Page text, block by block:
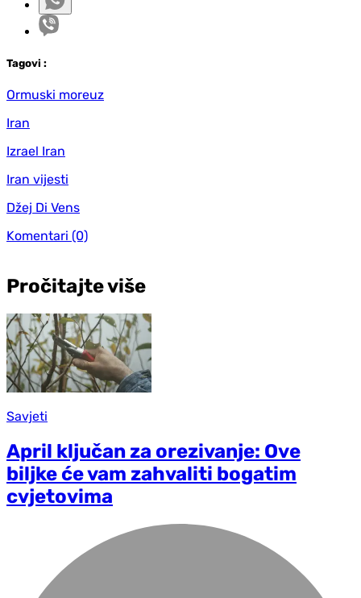
Tagovi :
Ormuski moreuz
Iran
Izrael Iran
Iran vijesti
Džej Di Vens
Komentari (0)
Pročitajte više
Savjeti
April ključan za orezivanje: Ove
biljke će vam zahvaliti bogatim
cvjetovima